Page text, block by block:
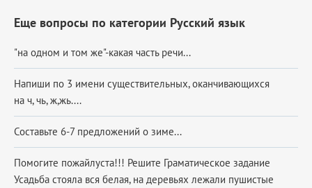
Еще вопросы по категории Русский язык
"на одном и том же"-какая часть речи...
Напиши по 3 имени существительных, оканчивающихся
на ч, чь, ж,жь....
Составьте 6-7 предложений о зиме...
Помогите пожайлуста!!! Решите Граматическое задание
Усадьба стояла вся белая, на деревьях лежали пушистые